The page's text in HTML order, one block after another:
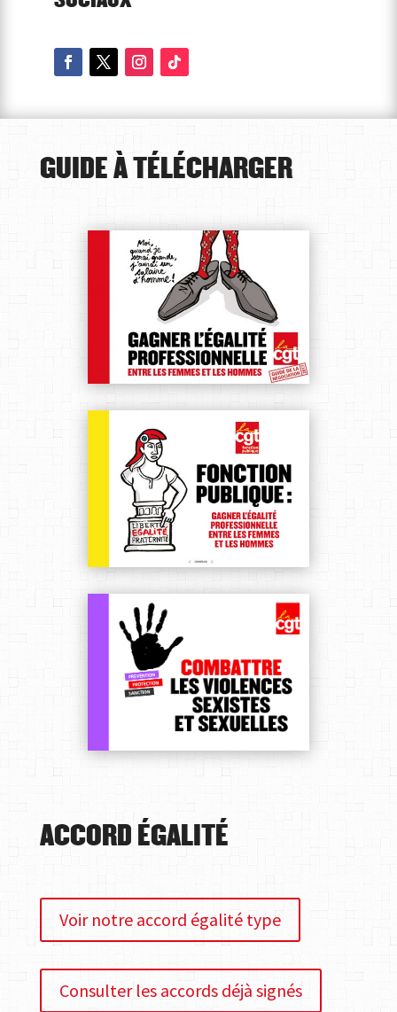
GUIDE À TÉLÉCHARGER
ACCORD ÉGALITÉ
Voir notre accord égalité type
Consulter les accords déjà signés